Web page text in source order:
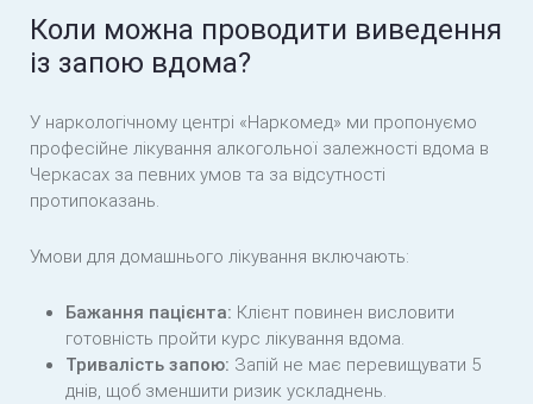
Коли можна проводити виведення
із запою вдома?
У наркологічному центрі «Наркомед» ми пропонуємо
професійне лікування алкогольної залежності вдома в
Черкасах за певних умов та за відсутності
протипоказань.
Умови для домашнього лікування включають:
Бажання пацієнта: Клієнт повинен висловити
готовність пройти курс лікування вдома.
Тривалість запою: Запій не має перевищувати 5
днів, щоб зменшити ризик ускладнень.